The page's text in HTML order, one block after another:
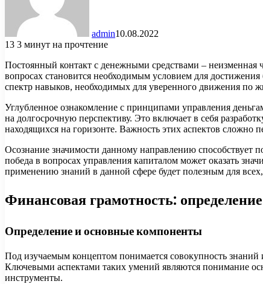
admin10.08.2022
13 3 минут на прочтение
Постоянный контакт с денежными средствами –
вопросах становится необходимым условием для
спектр навыков, необходимых для уверенного движения по
Углубленное ознакомление с принципами управления
на долгосрочную перспективу. Это включает в себя
находящихся на горизонте. Важность этих аспектов сложно
Осознание значимости данному направлению
победа в вопросах управления капиталом может оказать
применению знаний в данной сфере будет полезным для
Финансовая грамотность:
Определение и основные компоненты
Под изучаемым концептом понимается совокупность
Ключевыми аспектами таких умений являются понимание
инструменты.